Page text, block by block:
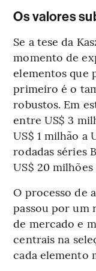
Os valores
Se a tese da
momento de
elementos que
primeiro é o
robustos. Em
entre US$ 3
US$ 1 milhão a
rodadas séries
US$ 20
O processo de
passou por um
de mercado e
centrais na
cada elemento